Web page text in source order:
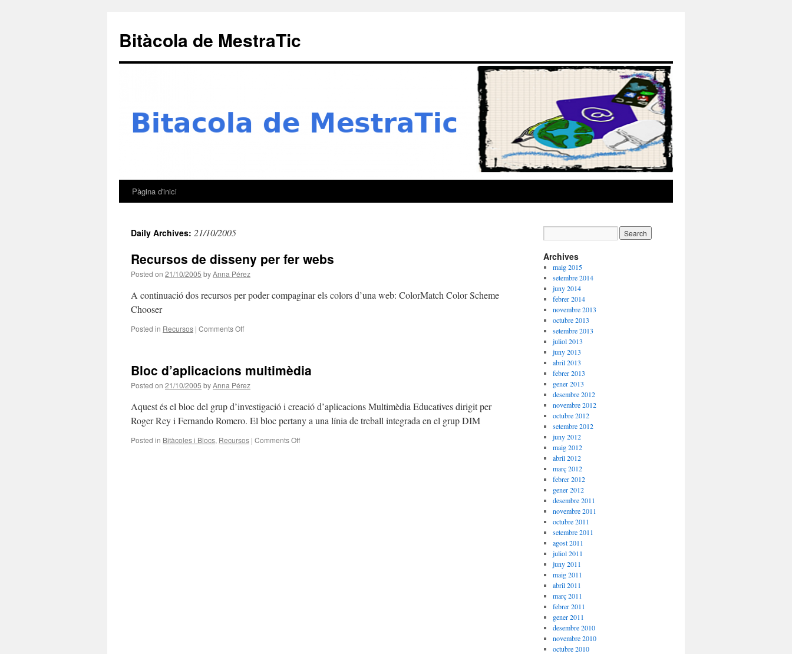
content
Bitàcola de MestraTic
Pàgina d'inici
Daily Archives: 21/10/2005
Recursos de disseny per fer webs
Posted on 21/10/2005 byAnna Pérez
A continuació dos recursos per poder compaginar els colors d’una web: ColorMatch Color Scheme
Chooser
Posted in Recursos | Comments Offon
per
webs
Bloc d’aplicacions multimèdia
Posted on 21/10/2005 byAnna Pérez
Aquest és el bloc del grup d’investigació i creació d’aplicacions Multimèdia Educatives dirigit per
Roger Rey i Fernando Romero. El bloc pertany a una línia de treball integrada en el grup DIM
Posted in Bitàcoles i Blocs, Recursos | Comments Offon
Archives
maig 2015
setembre 2014
juny 2014
febrer 2014
novembre 2013
octubre 2013
setembre 2013
juliol 2013
juny 2013
abril 2013
febrer 2013
gener 2013
desembre 2012
novembre 2012
octubre 2012
setembre 2012
juny 2012
maig 2012
abril 2012
març 2012
febrer 2012
gener 2012
desembre 2011
novembre 2011
octubre 2011
setembre 2011
agost 2011
juliol 2011
juny 2011
maig 2011
abril 2011
març 2011
febrer 2011
gener 2011
desembre 2010
novembre 2010
octubre 2010